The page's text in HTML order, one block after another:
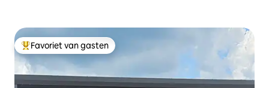
Topfavoriet van gasten
Favoriet van gasten